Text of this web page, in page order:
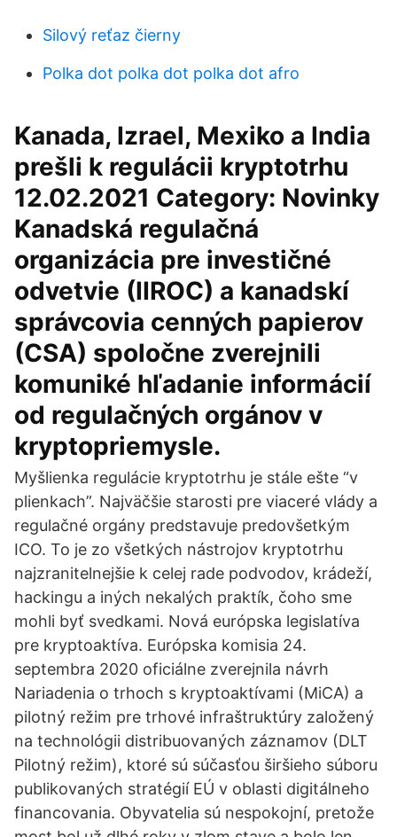
Silový reťaz čierny
Polka dot polka dot polka dot afro
Kanada, Izrael, Mexiko a India
prešli k regulácii kryptotrhu
12.02.2021 Category: Novinky
Kanadská regulačná
organizácia pre investičné
odvetvie (IIROC) a kanadskí
správcovia cenných papierov
(CSA) spoločne zverejnili
komuniké hľadanie informácií
od regulačných orgánov v
kryptopriemysle.
Myšlienka regulácie kryptotrhu je stále ešte “v
plienkach”. Najväčšie starosti pre viaceré vlády a
regulačné orgány predstavuje predovšetkým
ICO. To je zo všetkých nástrojov kryptotrhu
najzranitelnejšie k celej rade podvodov, krádeží,
hackingu a iných nekalých praktík, čoho sme
mohli byť svedkami. Nová európska legislatíva
pre kryptoaktíva. Európska komisia 24.
septembra 2020 oficiálne zverejnila návrh
Nariadenia o trhoch s kryptoaktívami (MiCA) a
pilotný režim pre trhové infraštruktúry založený
na technológii distribuovaných záznamov (DLT
Pilotný režim), ktoré sú súčasťou širšieho súboru
publikovaných stratégií EÚ v oblasti digitálneho
financovania. Obyvatelia sú nespokojní, pretože